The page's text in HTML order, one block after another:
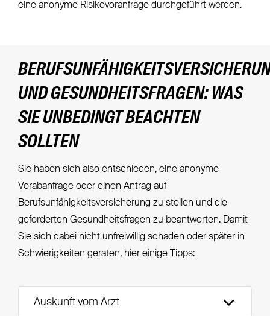
eine anonyme Risikovoranfrage durchgeführt werden.
UND GESUNDHEITSFRAGEN: WAS
SIE UNBEDINGT BEACHTEN
SOLLTEN
Sie haben sich also entschieden, eine anonyme
Vorabanfrage oder einen Antrag auf
Berufsunfähigkeitsversicherung zu stellen und die
geforderten Gesundheitsfragen zu beantworten. Damit
Sie sich dabei nicht unfreiwillig schaden oder später in
Schwierigkeiten geraten, hier einige Tipps:
Auskunft vom Arzt